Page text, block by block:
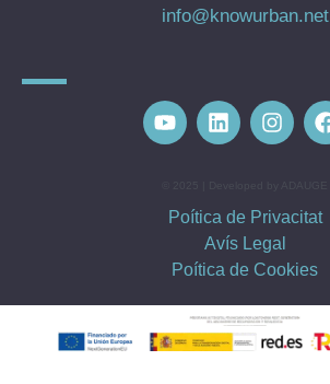
info@knowurban.net
Poítica de Privacitat
Avís Legal
Poítica de Cookies